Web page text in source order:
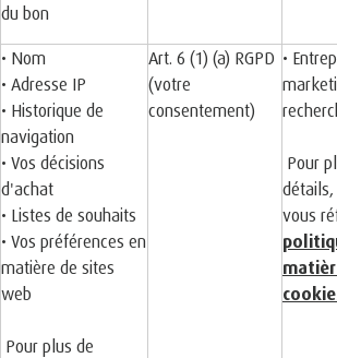
du bon
• Nom
• Adresse IP
• Historique de
navigation
• Vos décisions
d'achat
• Listes de souhaits
• Vos préférences en
matière de sites
web
Pour plus de
Art. 6 (1) (a) RGPD
(votre
consentement)
•
Pour
vous